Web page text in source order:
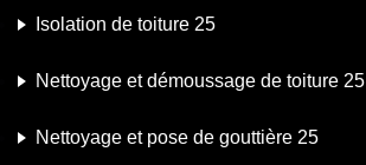
Isolation de toiture 25
Nettoyage et démoussage de toiture 25
Nettoyage et pose de gouttière 25